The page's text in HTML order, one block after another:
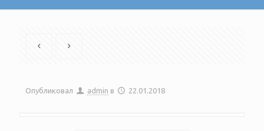
Опубликовал admin в 22.01.2018